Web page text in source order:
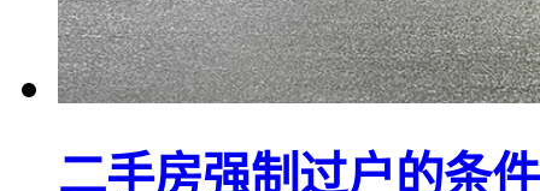
二手房强制过户的条